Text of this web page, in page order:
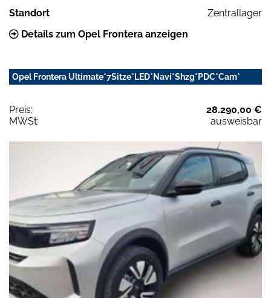
Standort
Zentrallager
Details zum Opel Frontera anzeigen
Opel Frontera Ultimate*7Sitze*LED*Navi*Shzg*PDC*Cam*
Preis:
28.290,00 €
MWSt:
ausweisbar